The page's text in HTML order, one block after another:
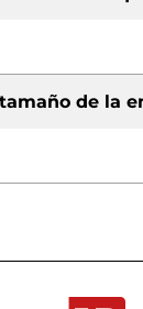
de la